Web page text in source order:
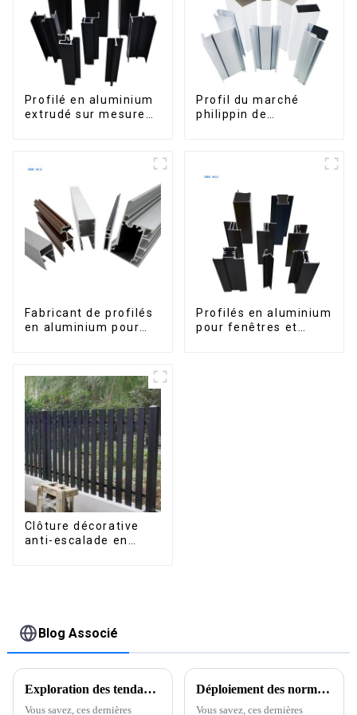
Profilé en aluminium
extrudé sur mesure
Profil du marché
philippin de
Fabricant de profilés
en aluminium pour
Profilés en aluminium
pour fenêtres et
Clôture décorative
anti-escalade en
Blog Associé
Exploration des tendances futures de la conductivité thermique de l'aluminium à l'horizon 2025 et comment les exploiter
Vous savez, ces dernières
Déploiement des normes mondiales : les profilés en aluminium chinois dominent le marché mondial
Vous savez, ces dernières